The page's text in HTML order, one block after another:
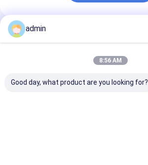
Rekomendasi Produk
admin
8:56 AM
Good day, what product are you looking for?